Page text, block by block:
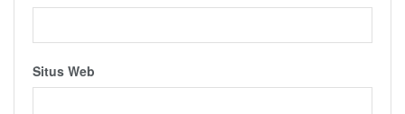
Situs Web